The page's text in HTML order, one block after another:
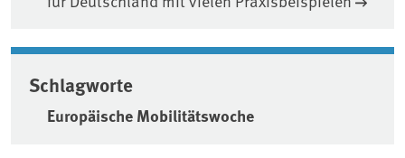
Schlagworte
Europäische Mobilitätswoche